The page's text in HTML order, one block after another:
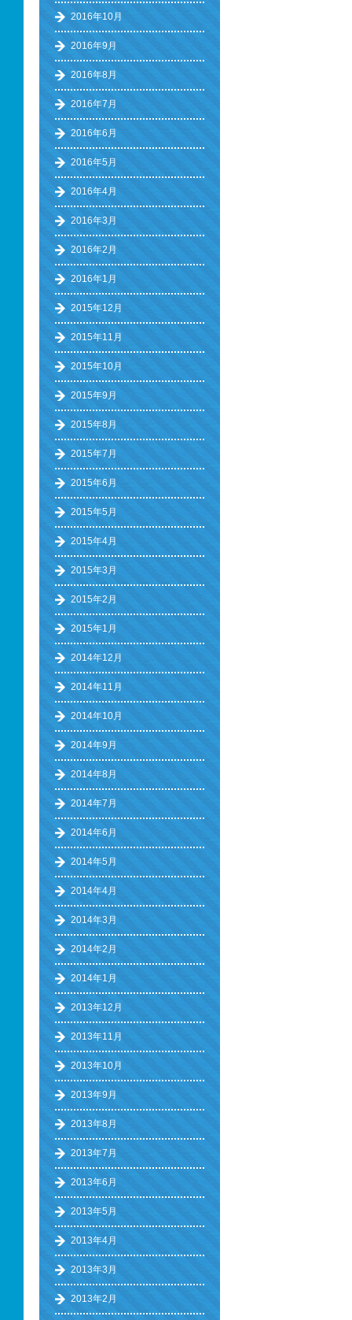
2016年10月
2016年9月
2016年8月
2016年7月
2016年6月
2016年5月
2016年4月
2016年3月
2016年2月
2016年1月
2015年12月
2015年11月
2015年10月
2015年9月
2015年8月
2015年7月
2015年6月
2015年5月
2015年4月
2015年3月
2015年2月
2015年1月
2014年12月
2014年11月
2014年10月
2014年9月
2014年8月
2014年7月
2014年6月
2014年5月
2014年4月
2014年3月
2014年2月
2014年1月
2013年12月
2013年11月
2013年10月
2013年9月
2013年8月
2013年7月
2013年6月
2013年5月
2013年4月
2013年3月
2013年2月